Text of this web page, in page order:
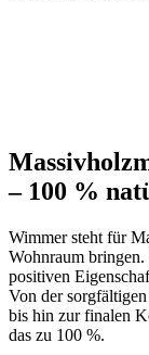
– 100 %
Wimmer steht für
Wohnraum
positiven
Von der
bis hin zur finalen
das zu 100 %.